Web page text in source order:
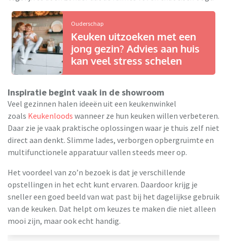
Ouderschap
Keuken uitzoeken met een
jong gezin? Advies aan huis
kan veel stress schelen
Inspiratie begint vaak in de showroom
Veel gezinnen halen ideeën uit een keukenwinkel
zoals Keukenloods wanneer ze hun keuken willen verbeteren.
Daar zie je vaak praktische oplossingen waar je thuis zelf niet
direct aan denkt. Slimme lades, verborgen opbergruimte en
multifunctionele apparatuur vallen steeds meer op.
Het voordeel van zo’n bezoek is dat je verschillende
opstellingen in het echt kunt ervaren. Daardoor krijg je
sneller een goed beeld van wat past bij het dagelijkse gebruik
van de keuken. Dat helpt om keuzes te maken die niet alleen
mooi zijn, maar ook echt handig.